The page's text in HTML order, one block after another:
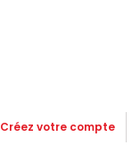
Créez votre compte